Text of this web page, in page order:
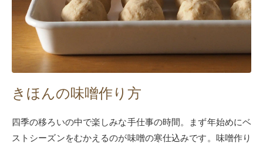
きほんの味噌作り方
四季の移ろいの中で楽しみな手仕事の時間。まず年始めにベ
ストシーズンをむかえるのが味噌の寒仕込みです。味噌作り